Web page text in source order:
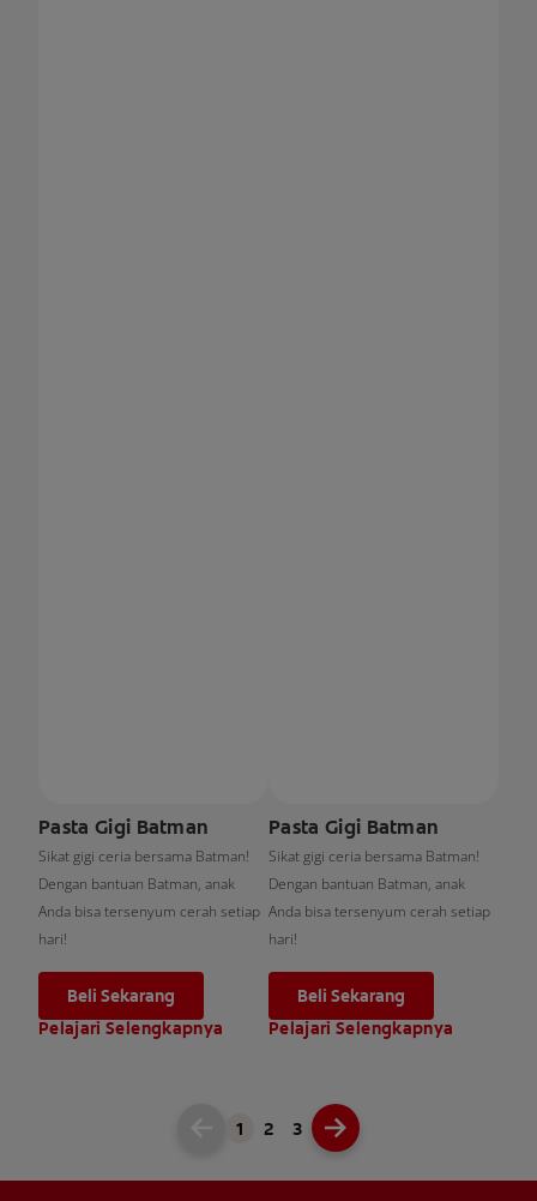
Pasta Gigi Batman
Sikat gigi ceria bersama Batman!
Dengan bantuan Batman, anak
Anda bisa tersenyum cerah setiap
hari!
Beli Sekarang
Pelajari Selengkapnya
Pasta Gigi Batman
Sikat gigi ceria bersama Batman!
Dengan bantuan Batman, anak
Anda bisa tersenyum cerah setiap
hari!
Beli Sekarang
Pelajari Selengkapnya
1 2 3